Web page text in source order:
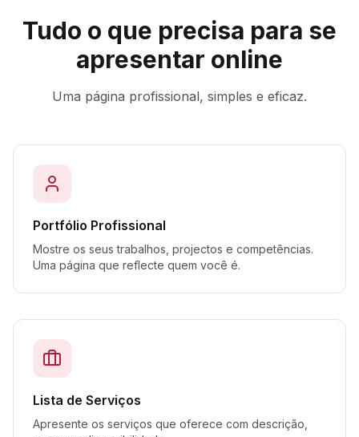
Tudo o que precisa para se
apresentar online
Uma página profissional, simples e eficaz.
Portfólio Profissional
Mostre os seus trabalhos, projectos e competências.
Uma página que reflecte quem você é.
Lista de Serviços
Apresente os serviços que oferece com descrição,